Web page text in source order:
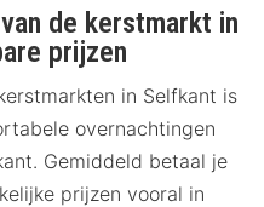
de kerstmarkt in
prijzen
in Selfkant is
overnachtingen
Gemiddeld betaal je
prijzen vooral in